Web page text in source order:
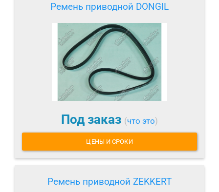
Ремень приводной DONGIL
Под заказ (что это)
ЦЕНЫ И СРОКИ
Ремень приводной ZEKKERT